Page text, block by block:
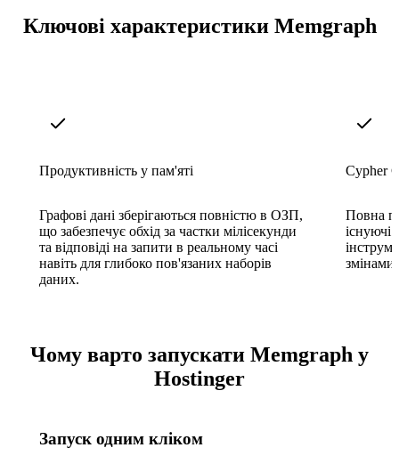
Ключові характеристики Memgraph
Продуктивність у пам'яті
Графові дані зберігаються повністю в ОЗП,
що забезпечує обхід за частки мілісекунди
та відповіді на запити в реальному часі
навіть для глибоко пов'язаних наборів
даних.
Cypher
Повна
існуючі
змінами
Чому варто запускати Memgraph у
Hostinger
Запуск одним кліком